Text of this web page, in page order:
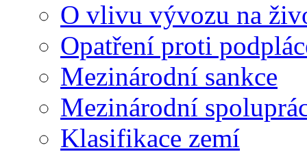
O vlivu vývozu na
Opatření proti
Mezinárodní sankce
Mezinárodní
Klasifikace zemí